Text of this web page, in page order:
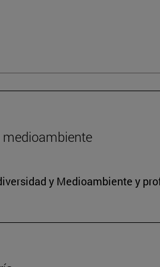
medioambiente
y Medioambiente y